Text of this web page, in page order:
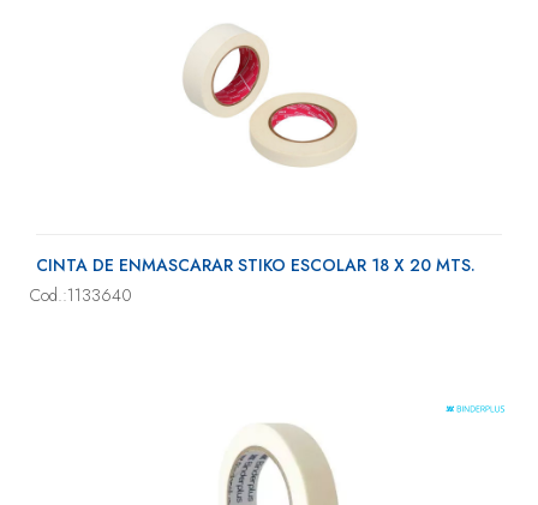
CINTA DE ENMASCARAR STIKO ESCOLAR 18 X 20 MTS.
Cod.:1133640